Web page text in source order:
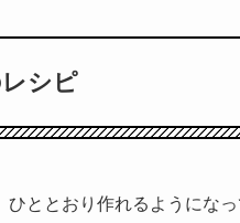
シピ
ひととおり作れるようにな